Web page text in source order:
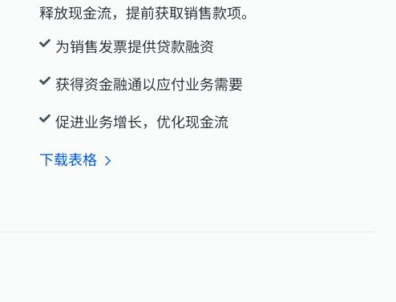
释放现金流，提前获取销售款项。
为销售发票提供贷款融资
获得资金融通以应付业务需要
促进业务增长，优化现金流
下载表格